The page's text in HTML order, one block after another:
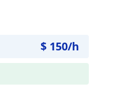
$ 150/h